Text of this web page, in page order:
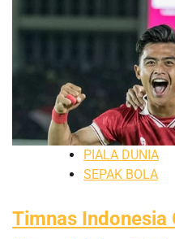
PIALA DUNIA
SEPAK BOLA
Timnas Indonesia